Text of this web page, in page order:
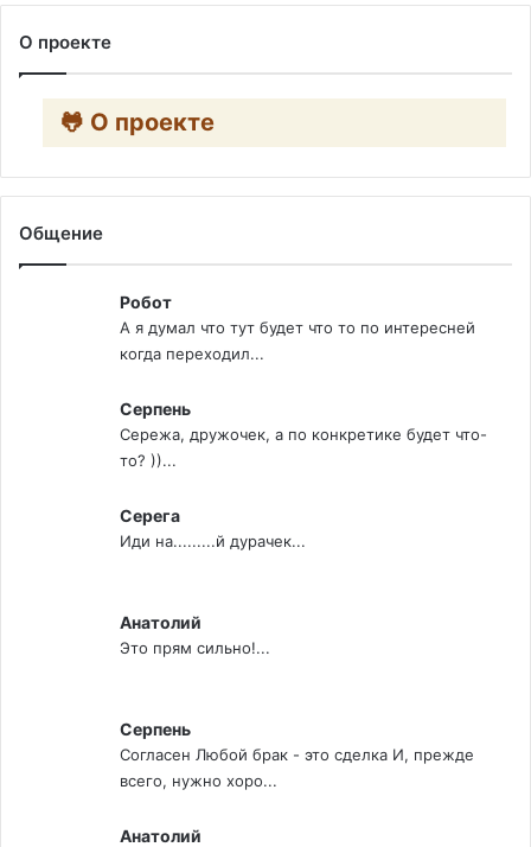
О проекте
🐸 О проекте
Общение
Робот
А я думал что тут будет что то по интересней
когда переходил...
Серпень
Сережа, дружочек, а по конкретике будет что-
то? ))...
Серега
Иди на.........й дурачек...
Анатолий
Это прям сильно!...
Серпень
Согласен Любой брак - это сделка И, прежде
всего, нужно хоро...
Анатолий